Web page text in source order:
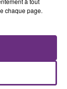
& STARSAILOR
The Floor
chaque page.